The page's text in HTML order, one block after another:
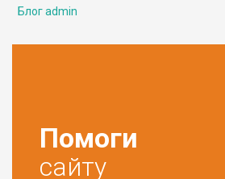
Блог admin
Помоги
сайту